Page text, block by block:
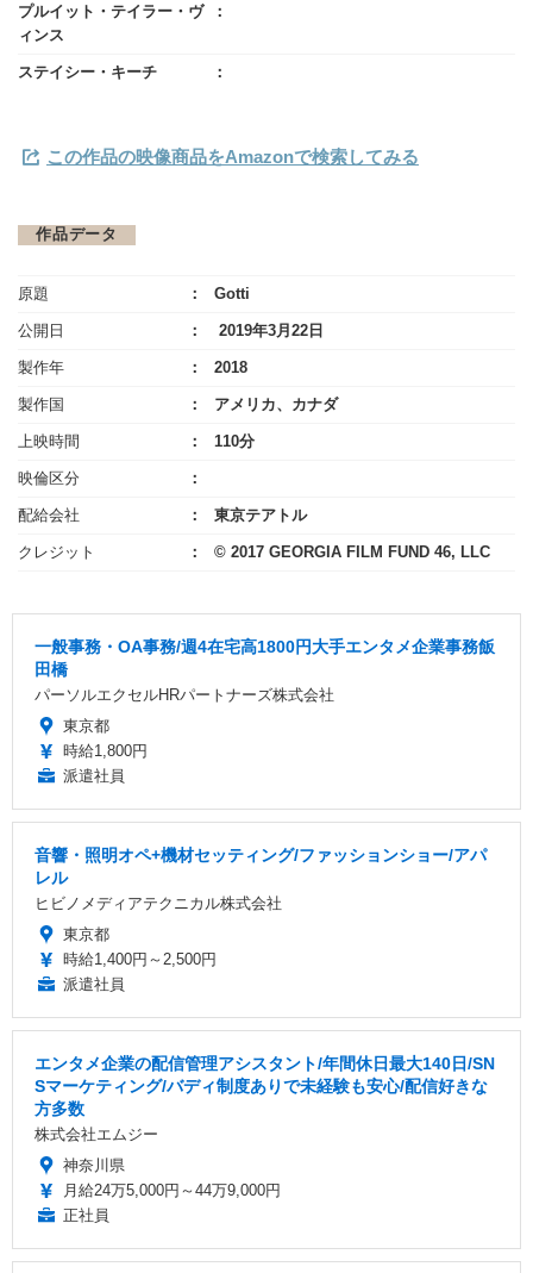
プルイット・テイラー・ヴ
ィンス
ステイシー・キーチ
この作品の映像商品をAmazonで検索してみる
作品データ
原題 Gotti
公開日 2019年3月22日
製作年 2018
製作国 アメリカ、カナダ
上映時間 110分
映倫区分
配給会社 東京テアトル
クレジット © 2017 GEORGIA FILM FUND 46, LLC
一般事務・OA事務/週4在宅高1800円大手エンタメ企業事務飯
田橋
パーソルエクセルHRパートナーズ株式会社
東京都
時給1,800円
派遣社員
音響・照明オペ+機材セッティング/ファッションショー/アパ
レル
ヒビノメディアテクニカル株式会社
東京都
時給1,400円～2,500円
派遣社員
エンタメ企業の配信管理アシスタント/年間休日最大140日/SN
Sマーケティング/バディ制度ありで未経験も安心/配信好きな
方多数
株式会社エムジー
神奈川県
月給24万5,000円～44万9,000円
正社員